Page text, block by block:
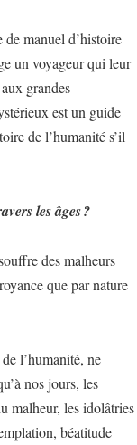
manuel d’histoire
un voyageur qui leur
grandes
est un guide
de l’humanité s’il
les âges ?
des malheurs
que par nature
l’humanité, ne
nos jours, les
malheur, les idolâtries
béatitude